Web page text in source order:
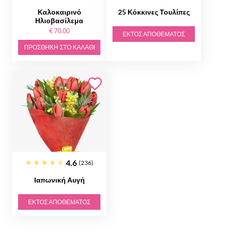
Καλοκαιρινό
Ηλιοβασίλεμα
€ 70.00
ΠΡΟΣΘΉΚΗ ΣΤΟ ΚΑΛΆΘΙ
25 Κόκκινες Τουλίπες
ΕΚΤΌΣ ΑΠΟΘΈΜΑΤΟΣ
4.6 (236)
Ιαπωνική Αυγή
ΕΚΤΌΣ ΑΠΟΘΈΜΑΤΟΣ